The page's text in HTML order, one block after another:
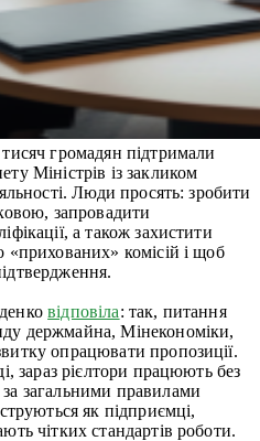
громадян підтримали
Міністрів із закликом
Люди просять: зробити
запровадити
а також захистити
комісій і щоб
відповіла: так, питання
держмайна, Мінекономіки,
опрацювати пропозиції.
зараз рієлтори працюють без
загальними правилами
як підприємці,
чітких стандартів роботи.